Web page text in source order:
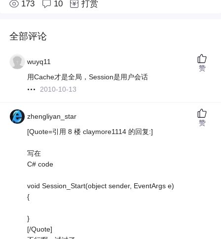
173 10 打赏
全部评论
wuyq11
用Cache才是全局，Session是用户会话
2010-10-13
赞
zhengliyan_star
[Quote=引用 8 楼 claymore1114 的回复:]
写在
C# code
void Session_Start(object sender, EventArgs e)
{
}
[/Quote]
赞